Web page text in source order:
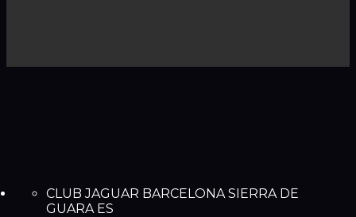
CLUB JAGUAR BARCELONA SIERRA DE
GUARA ES